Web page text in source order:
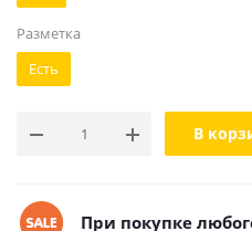
Разметка
Есть
В
При покупке